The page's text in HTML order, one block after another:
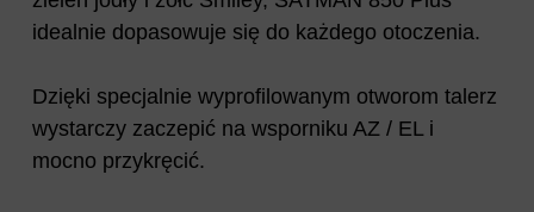
idealnie dopasowuje się do każdego otoczenia.
Dzięki specjalnie wyprofilowanym otworom talerz
wystarczy zaczepić na wsporniku AZ / EL i
mocno przykręcić.